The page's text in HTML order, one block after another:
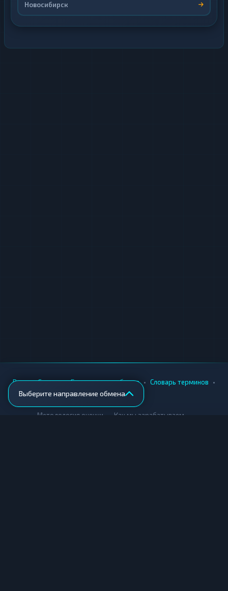
Новосибирск
Выберите направление обмена
Вики • Города • Безопасность обмена • Словарь терминов •
AML-проверка
Методология оценки Как мы зарабатываем